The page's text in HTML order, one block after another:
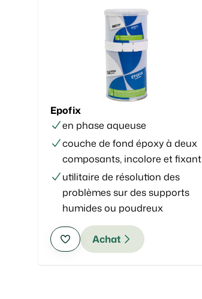
Epofix
en phase aqueuse
couche de fond époxy à deux
composants, incolore et fixant
utilitaire de résolution des
problèmes sur des supports
humides ou poudreux
Achat